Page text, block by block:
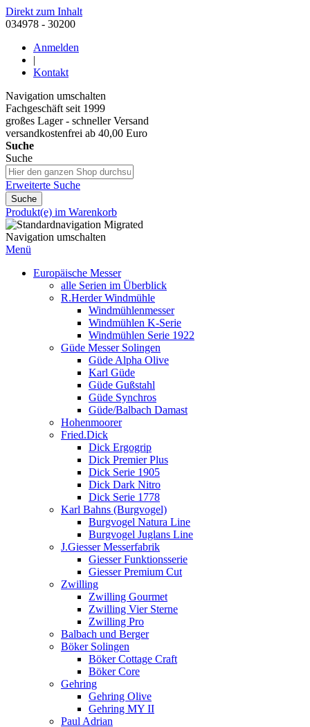
Direkt zum Inhalt
034978 - 30200
Anmelden
|
Kontakt
Navigation umschalten
Fachgeschäft seit 1999
großes Lager - schneller Versand
versandkostenfrei ab 40,00 Euro
Suche
Suche
Erweiterte Suche
Suche
Produkt(e) im Warenkorb
Navigation umschalten
Menü
Europäische Messer
alle Serien im Überblick
R.Herder Windmühle
Windmühlenmesser
Windmühlen K-Serie
Windmühlen Serie 1922
Güde Messer Solingen
Güde Alpha Olive
Karl Güde
Güde Gußstahl
Güde Synchros
Güde/Balbach Damast
Hohenmoorer
Fried.Dick
Dick Ergogrip
Dick Premier Plus
Dick Serie 1905
Dick Dark Nitro
Dick Serie 1778
Karl Bahns (Burgvogel)
Burgvogel Natura Line
Burgvogel Juglans Line
J.Giesser Messerfabrik
Giesser Funktionsserie
Giesser Premium Cut
Zwilling
Zwilling Gourmet
Zwilling Vier Sterne
Zwilling Pro
Balbach und Berger
Böker Solingen
Böker Cottage Craft
Böker Core
Gehring
Gehring Olive
Gehring MY II
Paul Adrian